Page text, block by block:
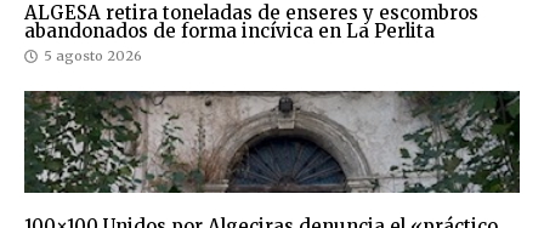
ALGESA retira toneladas de enseres y escombros
abandonados de forma incívica en La Perlita
5 agosto 2026